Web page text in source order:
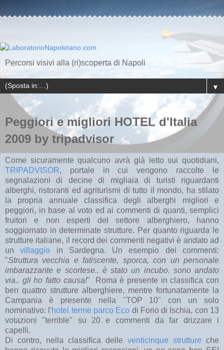
Percorsi visivi alla (ri)scoperta di Napoli
▼
Peggiori e migliori HOTEL d'Italia
2009 by tripadvisor
Come sicuramente qualcuno avrà già letto sui quotidiani,
TRIPADVISOR, portale in cui vengono raccolte le
segnalazioni di decine di migliaia di turisti riguardanti
alberghi, ristoranti ed agriturismi di tutto il mondo, ha stilato
la propria annuale classifica degli alberghi migliori e
peggiori, in base al voto ed ai commenti di quanti, semplici
fruitori e non esperti del settore alberghiero, hanno
soggiornato in determinate strutture. Per quanto riguarda le
strutture italiane, il record dei commenti negativi è andato ad
unvillaggio in Sardegna. Un esempio dei commenti:
"Struttura vecchia e fatiscente, sporca, con un personale
imbarazzante e scortese.. è stato un incubo. sono andato
via.. gli ho fatto causa!" Roma è presente in classifica con
ben quattro strutture alberghiere, mentre fortunatamente la
Campania è presente nella "TOP 10" con un solo
nominativo: l'hotel terme parco Eco di Forio di Ischia, con 13
votazioni "terrible" su 20 e commenti da far drizzare i
capelli.
Di contro, nella classifica delle venticinque strutture che